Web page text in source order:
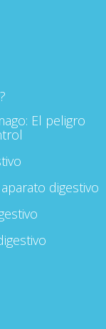
El peligro
digestivo